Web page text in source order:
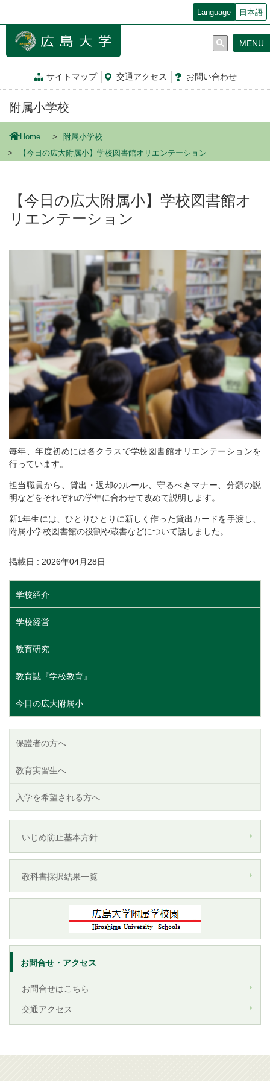
ン
Language 日本語
サイトマップ 交通アクセス お問い合わせ
MENU
附属小学校
Home
附属小学校
【今日の広大附属小】学校図書館オリエンテーション
【今日の広大附属小】学校図書館オ
リエンテーション
毎年、年度初めには各クラスで学校図書館オリエンテーションを
行っています。
担当職員から、貸出・返却のルール、守るべきマナー、分類の説
明などをそれぞれの学年に合わせて改めて説明します。
新1年生には、ひとりひとりに新しく作った貸出カードを手渡し、
附属小学校図書館の役割や蔵書などについて話しました。
掲載日 : 2026年04月28日
学校紹介
学校経営
教育研究
教育誌『学校教育』
今日の広大附属小
保護者の方へ
教育実習生へ
入学を希望される方へ
いじめ防止基本方針
教科書採択結果一覧
お問合せ・アクセス
お問合せはこちら
交通アクセス